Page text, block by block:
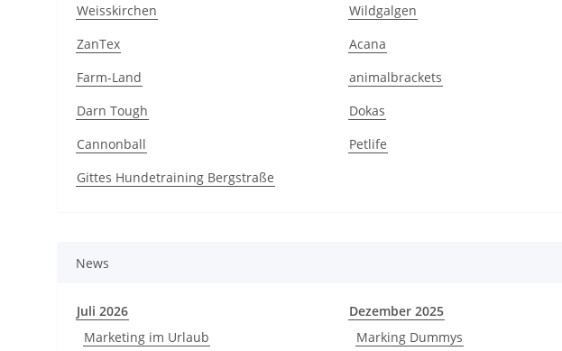
Weisskirchen
Wildgalgen
ZanTex
Acana
Farm-Land
animalbrackets
Darn Tough
Dokas
Cannonball
Petlife
Gittes Hundetraining Bergstraße
News
Juli 2026
Marketing im Urlaub
Dezember 2025
Marking Dummys